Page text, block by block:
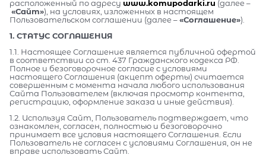
расположенный по адресу www.komupodarki.ru (далее –
«Сайт»), на условиях, изложенных в настоящем
Пользовательском соглашении (далее –«Соглашение»).
1. СТАТУС СОГЛАШЕНИЯ
1.1. Настоящее Соглашение является публичной офертой
в соответствии со ст. 437 Гражданского кодекса РФ.
Полное и безоговорочное согласие с условиями
настоящего Соглашения (акцепт оферты) считается
совершенным с момента начала любого использования
Сайта Пользователем (включая просмотр контента,
регистрацию, оформление заказа и иные действия).
1.2. Используя Сайт, Пользователь подтверждает, что
ознакомлен, согласен, полностью и безоговорочно
принимает все условия настоящего Соглашения. Если
Пользователь не согласен с условиями Соглашения, он не
вправе использовать Сайт.